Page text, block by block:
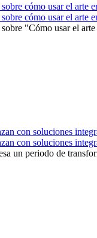
cómo usar el
cómo usar el
"Cómo usar el
con soluciones
con soluciones
un periodo de